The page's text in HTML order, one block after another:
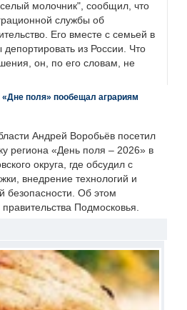
молочник", сообщил, что
службы об
Его вместе с семьей в
из России. Что
он, по его словам, не
поля» пообещал аграриям
Андрей Воробьёв посетил
региона «День поля – 2026» в
округа, где обсудил с
внедрение технологий и
безопасности. Об этом
Подмосковья.